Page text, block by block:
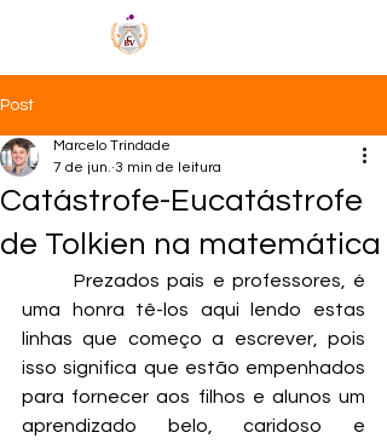
Post
Catástrofe-Eucatástrofe
de Tolkien na matemática
Marcelo Trindade
7 de jun. 3 min de leitura
	Prezados pais e professores, é
uma honra tê-los aqui lendo estas
linhas que começo a escrever, pois
isso significa que estão empenhados
para fornecer aos filhos e alunos um
aprendizado belo, caridoso e